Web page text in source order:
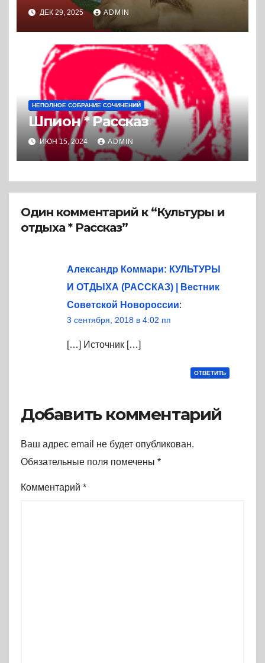
ДЕК 29, 2025 ADMIN
НЕПОЛНОЕ СОБРАНИЕ СОЧИНЕНИЙ
Шпион * Рассказ
ИЮН 15, 2024 ADMIN
Один комментарий к “Культуры и
отдыха * Рассказ”
Александр Коммари: КУЛЬТУРЫ
И ОТДЫХА (РАССКАЗ) | Вестник
Советской Новороссии:
3 сентября, 2018 в 4:02 пп
[…] Источник […]
ОТВЕТИТЬ
Добавить комментарий
Ваш адрес email не будет опубликован.
Обязательные поля помечены *
Комментарий *